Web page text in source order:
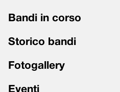
Bandi in corso
Storico bandi
Fotogallery
Eventi